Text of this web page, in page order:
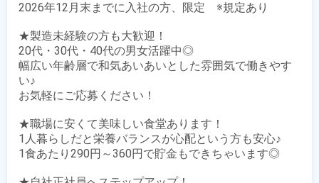
2026年12月末までに入社の方、限定　※規定あり
★製造未経験の方も大歓迎！
20代・30代・40代の男女活躍中◎
幅広い年齢層で和気あいあいとした雰囲気で働きやす
い♪
お気軽にご応募ください！
★職場に安くて美味しい食堂あります！
1人暮らしだと栄養バランスが心配という方も安心♪
1食あたり290円～360円で貯金もできちゃいます◎